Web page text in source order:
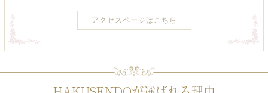
アクセスページはこちら